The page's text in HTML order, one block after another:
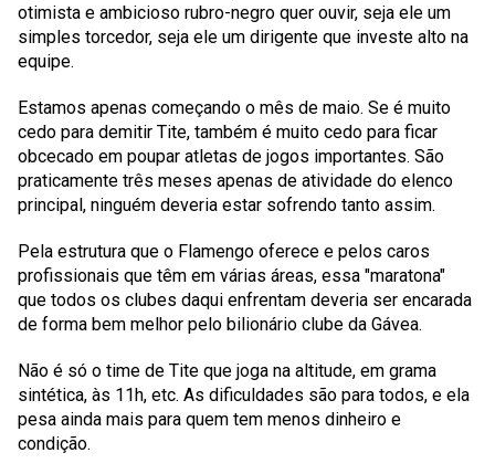
otimista e ambicioso rubro-negro quer ouvir, seja ele um
simples torcedor, seja ele um dirigente que investe alto na
equipe.
Estamos apenas começando o mês de maio. Se é muito
cedo para demitir Tite, também é muito cedo para ficar
obcecado em poupar atletas de jogos importantes. São
praticamente três meses apenas de atividade do elenco
principal, ninguém deveria estar sofrendo tanto assim.
Pela estrutura que o Flamengo oferece e pelos caros
profissionais que têm em várias áreas, essa "maratona"
que todos os clubes daqui enfrentam deveria ser encarada
de forma bem melhor pelo bilionário clube da Gávea.
Não é só o time de Tite que joga na altitude, em grama
sintética, às 11h, etc. As dificuldades são para todos, e ela
pesa ainda mais para quem tem menos dinheiro e
condição.